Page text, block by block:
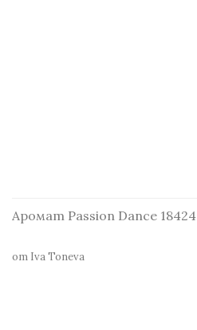
Аромат Passion Dance 18424
от Iva Toneva